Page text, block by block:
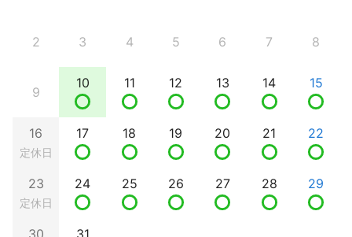
2 3 4 5 6 7 8
9
10 11 12 13 14 15
16
定休日
17 18 19 20 21 22
23
定休日
24 25 26 27 28 29
30 31